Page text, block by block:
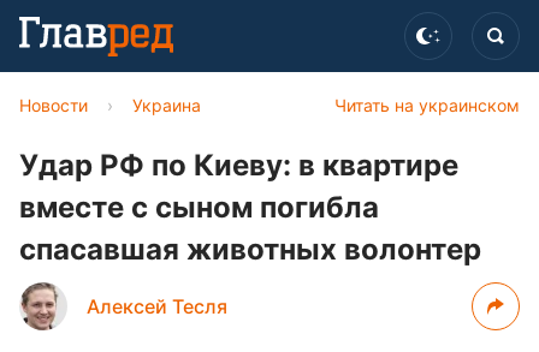
Читать на украинском
Новости › Украина
Удар РФ по Киеву: в квартире
вместе с сыном погибла
спасавшая животных волонтер
Алексей Тесля